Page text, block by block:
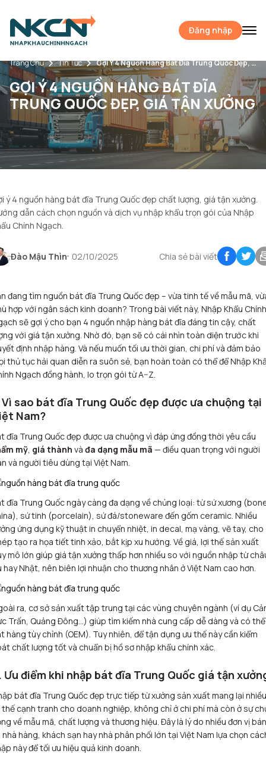
Đăng nhập
Trang Chủ Tin Tức Gợi Ý 4 Nguồn Hàng Bát Đĩa Trung Quốc Đẹp, Giá Tận Xưởng
GỢI Ý 4 NGUỒN HÀNG BÁT ĐĨA
TRUNG QUỐC ĐẸP, GIÁ TẬN XƯỞNG
ý 4 nguồn hàng bát đĩa Trung Quốc đẹp chất lượng, giá tận xưởng.
dẫn cách chọn nguồn và dịch vụ nhập khẩu trọn gói của Nhập
Chính Ngạch.
Đào Mậu Thìn 02/10/2025 Chia sẻ bài viết
đang tìm nguồn bát đĩa Trung Quốc đẹp – vừa tinh tế về mẫu mã,
hợp với ngân sách kinh doanh? Trong bài viết này, Nhập Khẩu Chính
sẽ gợi ý cho bạn 4 nguồn nhập hàng bát đĩa đáng tin cậy, chất
với giá tận xưởng. Nhờ đó, bạn sẽ có cái nhìn toàn diện trước khi
định nhập hàng. Và nếu muốn tối ưu thời gian, chi phí và đảm bảo
thủ tục hải quan diễn ra suôn sẻ, bạn hoàn toàn có thể để Nhập
Ngạch đồng hành, lo trọn gói từ A–Z.
Vì sao bát đĩa Trung Quốc đẹp được ưa chuộng tại
Nam?
đĩa Trung Quốc đẹp được ưa chuộng vì đáp ứng đồng thời yêu cầu
mỹ, giá thành và đa dạng mẫu mã — điều quan trọng với người
và người tiêu dùng tại Việt Nam.
đĩa Trung Quốc ngày càng đa dạng về chủng loại: từ sứ xương
sứ tinh (porcelain), sứ đá/stoneware đến gốm ceramic. Nhiều
ứng dụng kỹ thuật in chuyển nhiệt, in decal, mạ vàng, vẽ tay, cho
tạo ra họa tiết tinh xảo, bắt kịp xu hướng. Về giá, lợi thế sản xuất
mô lớn giúp giá tận xưởng thấp hơn nhiều so với nguồn nhập từ
hay Nhật, nên biên lợi nhuận cho thương nhân ở Việt Nam cao hơn.
ra, cơ sở sản xuất tập trung tại các vùng chuyên ngành (ví dụ
Trấn, Quảng Đông…) giúp tìm kiếm nhà cung cấp dễ dàng và có thể
hàng tùy chỉnh (OEM). Tuy nhiên, để tận dụng ưu thế này cần kiểm
chất lượng tốt và chuẩn bị hồ sơ nhập khẩu chính xác.
Ưu điểm khi nhập bát đĩa Trung Quốc giá tận
bát đĩa Trung Quốc đẹp trực tiếp từ xưởng sản xuất mang lại nhiều
thế cạnh tranh cho doanh nghiệp, không chỉ ở chi phí mà còn ở sự
về mẫu mã, chất lượng và thương hiệu. Đây là lý do nhiều đơn vị bán
nhà hàng, khách sạn hay nhà phân phối lớn tại Việt Nam lựa chọn
này để tối ưu hiệu quả kinh doanh.